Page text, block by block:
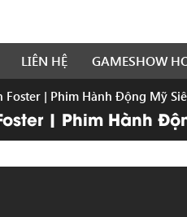
LIÊN HỆ GAMESHOW
Foster | Phim Hành Động Mỹ
| Phim Hành